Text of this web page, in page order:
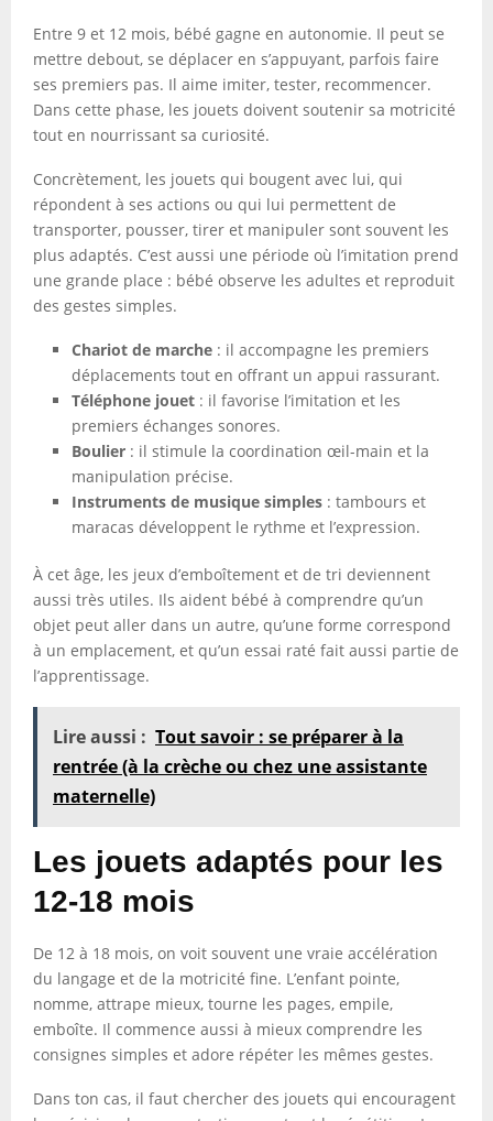
Entre 9 et 12 mois, bébé gagne en autonomie. Il peut se
mettre debout, se déplacer en s’appuyant, parfois faire
ses premiers pas. Il aime imiter, tester, recommencer.
Dans cette phase, les jouets doivent soutenir sa motricité
tout en nourrissant sa curiosité.
Concrètement, les jouets qui bougent avec lui, qui
répondent à ses actions ou qui lui permettent de
transporter, pousser, tirer et manipuler sont souvent les
plus adaptés. C’est aussi une période où l’imitation prend
une grande place : bébé observe les adultes et reproduit
des gestes simples.
Chariot de marche : il accompagne les premiers
déplacements tout en offrant un appui rassurant.
Téléphone jouet : il favorise l’imitation et les
premiers échanges sonores.
Boulier : il stimule la coordination œil-main et la
manipulation précise.
Instruments de musique simples : tambours et
maracas développent le rythme et l’expression.
À cet âge, les jeux d’emboîtement et de tri deviennent
aussi très utiles. Ils aident bébé à comprendre qu’un
objet peut aller dans un autre, qu’une forme correspond
à un emplacement, et qu’un essai raté fait aussi partie de
l’apprentissage.
Lire aussi : Tout savoir : se préparer à la
rentrée (à la crèche ou chez une assistante
maternelle)
Les jouets adaptés pour les
12-18 mois
De 12 à 18 mois, on voit souvent une vraie accélération
du langage et de la motricité fine. L’enfant pointe,
nomme, attrape mieux, tourne les pages, empile,
emboîte. Il commence aussi à mieux comprendre les
consignes simples et adore répéter les mêmes gestes.
Dans ton cas, il faut chercher des jouets qui encouragent